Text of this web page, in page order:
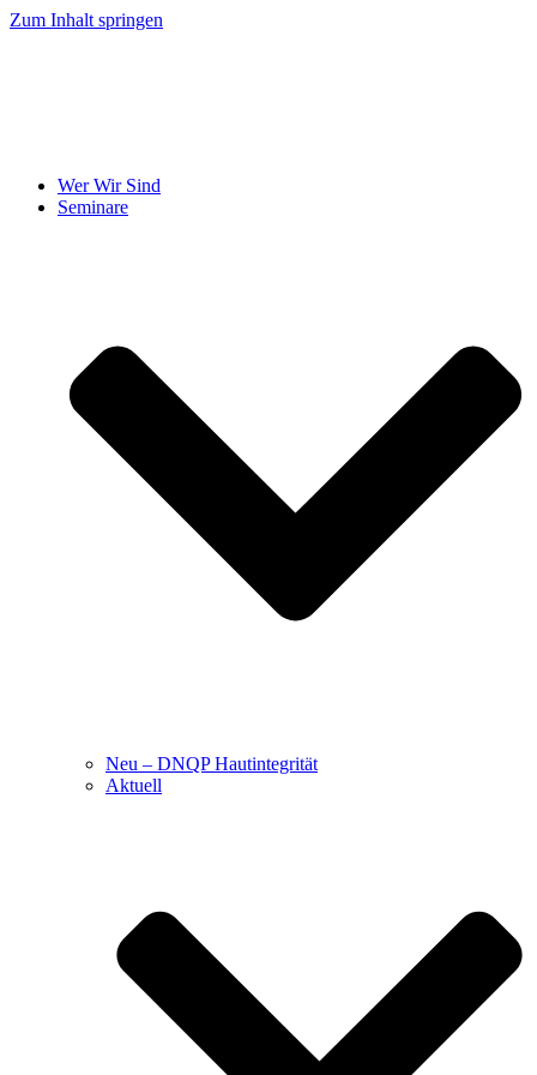
Zum Inhalt springen
Wer Wir Sind
Seminare
Neu – DNQP Hautintegrität
Aktuell